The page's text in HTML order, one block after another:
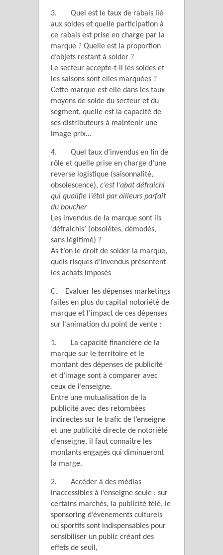
3. Quel est le taux de rabais lié
aux soldes et quelle participation à
ce rabais est prise en charge par la
marque ? Quelle est la proportion
d’objets restant à solder ?
Le secteur accepte-t-il les soldes et
les saisons sont elles marquées ?
Cette marque est elle dans les taux
moyens de solde du secteur et du
segment, quelle est la capacité de
ses distributeurs à maintenir une
image prix…
4. Quel taux d’invendus en fin de
rôle et quelle prise en charge d’une
reverse logistique (saisonnalité,
obsolescence), c’est l’abat défraichi
qui qualifie l’étal par ailleurs parfait
du boucher
Les invendus de la marque sont ils
‘défraichis’ (obsolètes, démodés,
sans légitimé) ?
As t’on le droit de solder la marque,
quels risques d’invendus présentent
les achats imposés
C. Evaluer les dépenses marketings
faites en plus du capital notoriété de
marque et l’impact de ces dépenses
sur l’animation du point de vente :
1. La capacité financière de la
marque sur le territoire et le
montant des dépenses de publicité
et d’image sont à comparer avec
ceux de l’enseigne.
Entre une mutualisation de la
publicité avec des retombées
indirectes sur le trafic de l’enseigne
et une publicité directe de notoriété
d’enseigne, il faut connaître les
montants engagés qui diminueront
la marge.
2. Accéder à des médias
inaccessibles à l’enseigne seule : sur
certains marchés, la publicité télé, le
sponsoring d’évènements culturels
ou sportifs sont indispensables pour
sensibiliser un public créant des
effets de seuil,